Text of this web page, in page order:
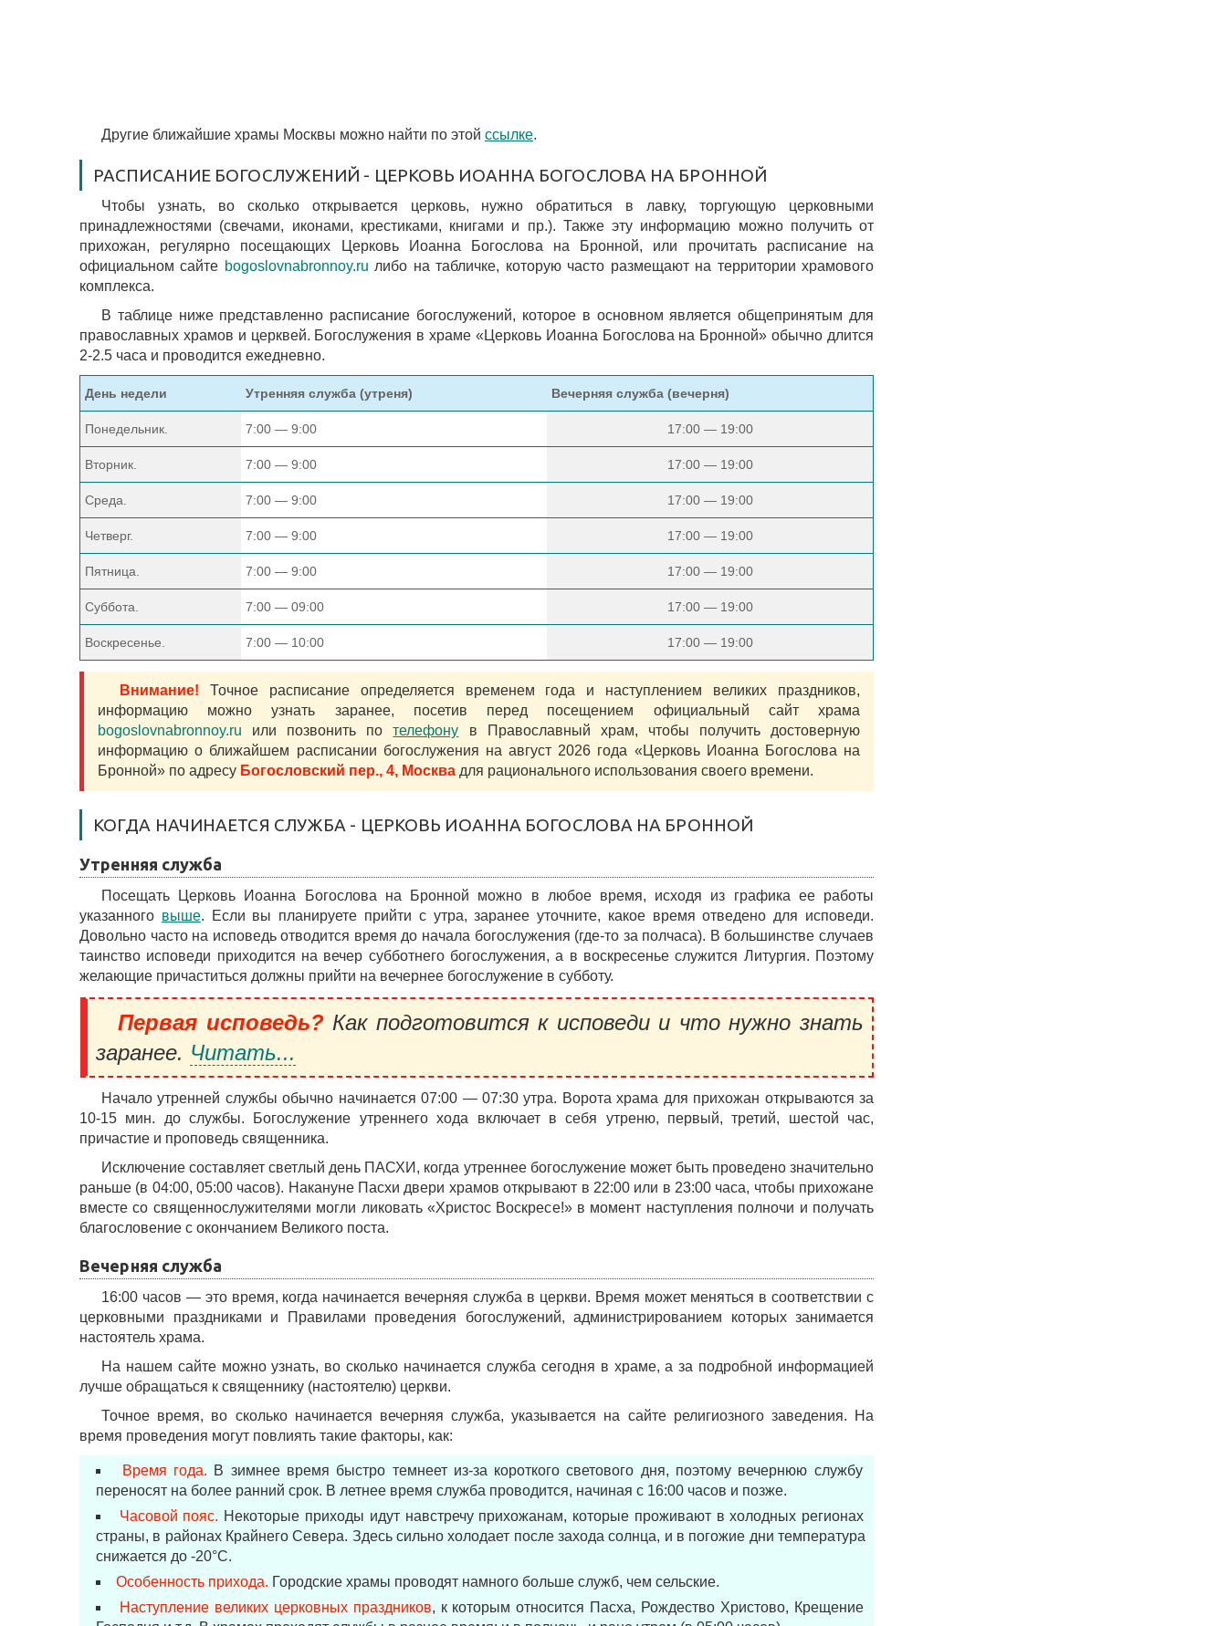
Другие ближайшие храмы Москвы можно найти по этой ссылке.
РАСПИСАНИЕ БОГОСЛУЖЕНИЙ - ЦЕРКОВЬ ИОАННА БОГОСЛОВА НА БРОННОЙ
Чтобы узнать, во сколько открывается церковь, нужно обратиться в лавку, торгующую церковными
принадлежностями (свечами, иконами, крестиками, книгами и пр.). Также эту информацию можно получить от
прихожан, регулярно посещающих Церковь Иоанна Богослова на Бронной, или прочитать расписание на
официальном сайте bogoslovnabronnoy.ru либо на табличке, которую часто размещают на территории храмового
комплекса.
В таблице ниже представленно расписание богослужений, которое в основном является общепринятым для
православных храмов и церквей. Богослужения в храме «Церковь Иоанна Богослова на Бронной» обычно длится
2-2.5 часа и проводится ежедневно.
День недели Утренняя служба (утреня) Вечерняя служба (вечерня)
Понедельник. 7:00 — 9:00 17:00 — 19:00
Вторник. 7:00 — 9:00 17:00 — 19:00
Среда. 7:00 — 9:00 17:00 — 19:00
Четверг. 7:00 — 9:00 17:00 — 19:00
Пятница. 7:00 — 9:00 17:00 — 19:00
Суббота. 7:00 — 09:00 17:00 — 19:00
Воскресенье. 7:00 — 10:00 17:00 — 19:00
Внимание! Точное расписание определяется временем года и наступлением великих праздников,
информацию можно узнать заранее, посетив перед посещением официальный сайт храма
bogoslovnabronnoy.ru или позвонить потелефону в Православный храм, чтобы получить достоверную
информацию о ближайшем расписании богослужения на август 2026 года «Церковь Иоанна Богослова на
Бронной» по адресу Богословский пер., 4, Москва для рационального использования своего времени.
КОГДА НАЧИНАЕТСЯ СЛУЖБА - ЦЕРКОВЬ ИОАННА БОГОСЛОВА НА БРОННОЙ
Утренняя служба
Посещать Церковь Иоанна Богослова на Бронной можно в любое время, исходя из графика ее работы
указанного выше. Если вы планируете прийти с утра, заранее уточните, какое время отведено для исповеди.
Довольно часто на исповедь отводится время до начала богослужения (где-то за полчаса). В большинстве случаев
таинство исповеди приходится на вечер субботнего богослужения, а в воскресенье служится Литургия. Поэтому
желающие причаститься должны прийти на вечернее богослужение в субботу.
Первая исповедь?Как подготовится к исповеди и что нужно знать
заранее. Читать...
Начало утренней службы обычно начинается 07:00 — 07:30 утра. Ворота храма для прихожан открываются за
10-15 мин. до службы. Богослужение утреннего хода включает в себя утреню, первый, третий, шестой час,
причастие и проповедь священника.
Исключение составляет светлый день ПАСХИ, когда утреннее богослужение может быть проведено значительно
раньше (в 04:00, 05:00 часов). Накануне Пасхи двери храмов открывают в 22:00 или в 23:00 часа, чтобы прихожане
вместе со священнослужителями могли ликовать «Христос Воскресе!» в момент наступления полночи и получать
благословение с окончанием Великого поста.
Вечерняя служба
16:00 часов — это время, когда начинается вечерняя служба в церкви. Время может меняться в соответствии с
церковными праздниками и Правилами проведения богослужений, администрированием которых занимается
настоятель храма.
На нашем сайте можно узнать, во сколько начинается служба сегодня в храме, а за подробной информацией
лучше обращаться к священнику (настоятелю) церкви.
Точное время, во сколько начинается вечерняя служба, указывается на сайте религиозного заведения. На
время проведения могут повлиять такие факторы, как:
Время года. В зимнее время быстро темнеет из-за короткого светового дня, поэтому вечернюю службу
переносят на более ранний срок. В летнее время служба проводится, начиная с 16:00 часов и позже.
Часовой пояс. Некоторые приходы идут навстречу прихожанам, которые проживают в холодных регионах
страны, в районах Крайнего Севера. Здесь сильно холодает после захода солнца, и в погожие дни температура
снижается до -20°С.
Особенность прихода. Городские храмы проводят намного больше служб, чем сельские.
Наступление великих церковных праздников, к которым относится Пасха, Рождество Христово, Крещение